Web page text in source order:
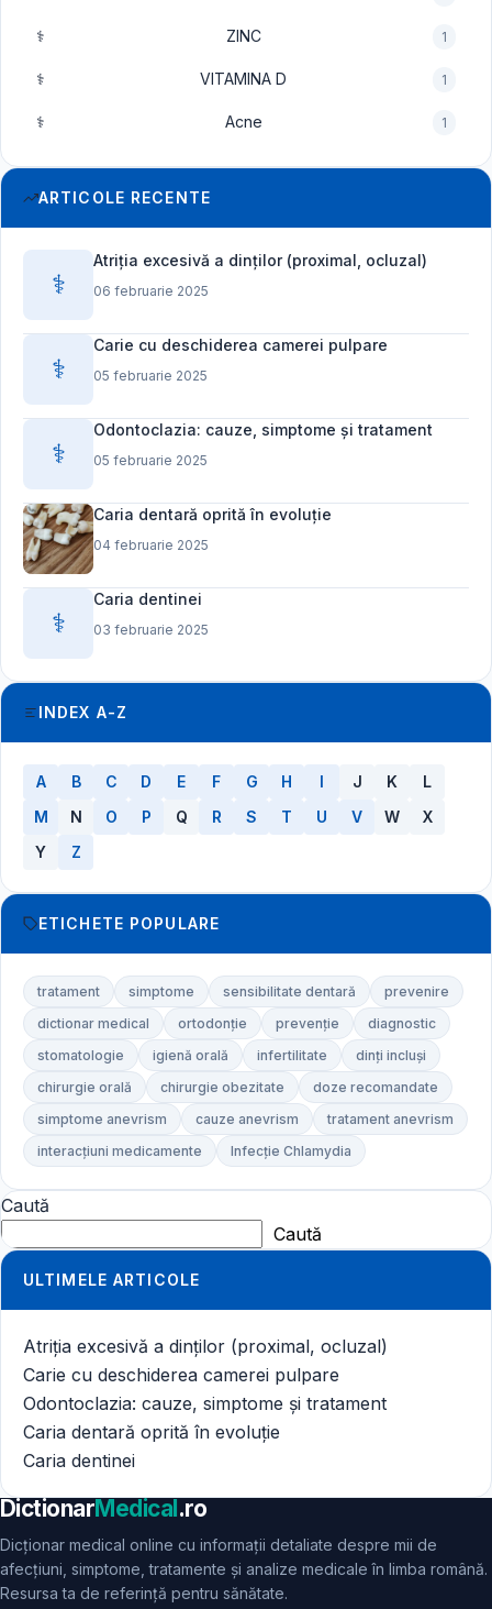
⚕️ ZINC 1
⚕️ VITAMINA D 1
⚕️ Acne 1
ARTICOLE RECENTE
⚕️
Atriția excesivă a dinților (proximal, ocluzal)
06 februarie 2025
⚕️
Carie cu deschiderea camerei pulpare
05 februarie 2025
⚕️
Odontoclazia: cauze, simptome și tratament
05 februarie 2025
Caria dentară oprită în evoluție
04 februarie 2025
⚕️
Caria dentinei
03 februarie 2025
INDEX A-Z
A B C D E F G H I J K
L
M
N O P Q R S T U V W
X
Y
Z
ETICHETE POPULARE
tratament simptome sensibilitate dentară
prevenire
dictionar medical
ortodonție prevenție
diagnostic
stomatologie
igienă orală infertilitate
dinți incluși
chirurgie orală
chirurgie obezitate
doze recomandate
simptome anevrism
cauze anevrism
tratament anevrism
interacțiuni medicamente
Infecție Chlamydia
Caută
Caută
ULTIMELE ARTICOLE
Atriția excesivă a dinților (proximal, ocluzal)
Carie cu deschiderea camerei pulpare
Odontoclazia: cauze, simptome și tratament
Caria dentară oprită în evoluție
Caria dentinei
DictionarMedical.ro
Dicționar medical online cu informații detaliate despre mii de
afecțiuni, simptome, tratamente și analize medicale în limba română.
Resursa ta de referință pentru sănătate.